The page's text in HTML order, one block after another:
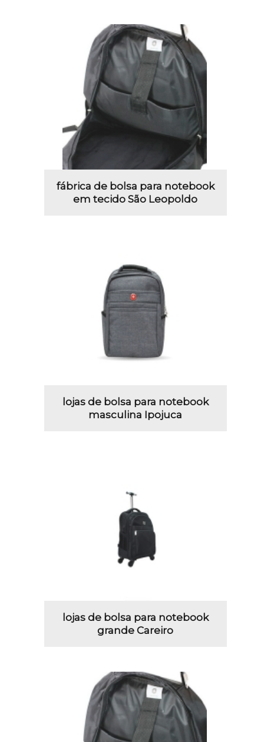
fábrica de bolsa para notebook
em tecido São Leopoldo
lojas de bolsa para notebook
masculina Ipojuca
lojas de bolsa para notebook
grande Careiro